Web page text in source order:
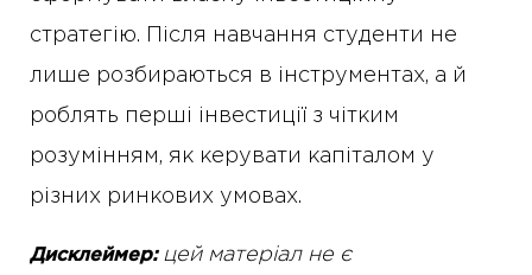
стратегію. Після навчання студенти не
лише розбираються в інструментах, а й
роблять перші інвестиції з чітким
розумінням, як керувати капіталом у
різних ринкових умовах.
Дисклеймер:цей матеріал не є